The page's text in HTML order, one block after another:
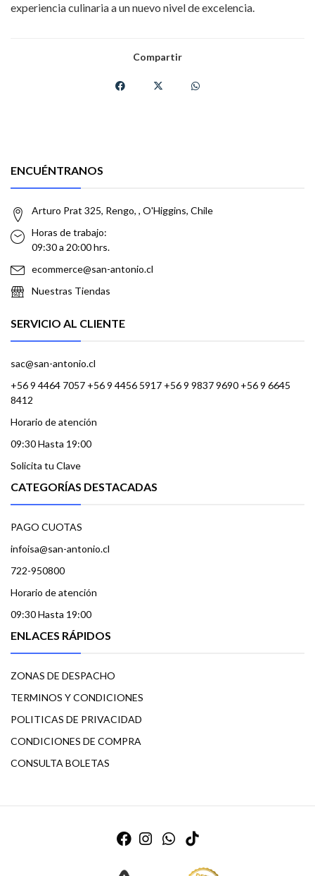
experiencia culinaria a un nuevo nivel de excelencia.
Compartir
ENCUÉNTRANOS
Arturo Prat 325, Rengo, , O'Higgins, Chile
Horas de trabajo:
09:30 a 20:00 hrs.
ecommerce@san-antonio.cl
Nuestras Tiendas
SERVICIO AL CLIENTE
sac@san-antonio.cl
+56 9 4464 7057 +56 9 4456 5917 +56 9 9837 9690 +56 9 6645
8412
Horario de atención
09:30 Hasta 19:00
Solicita tu Clave
CATEGORÍAS DESTACADAS
PAGO CUOTAS
infoisa@san-antonio.cl
722-950800
Horario de atención
09:30 Hasta 19:00
ENLACES RÁPIDOS
ZONAS DE DESPACHO
TERMINOS Y CONDICIONES
POLITICAS DE PRIVACIDAD
CONDICIONES DE COMPRA
CONSULTA BOLETAS